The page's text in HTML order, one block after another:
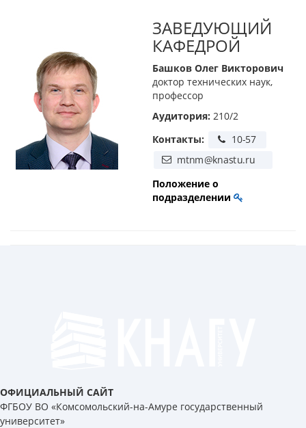
ЗАВЕДУЮЩИЙ
КАФЕДРОЙ
Башков Олег Викторович
доктор технических наук,
профессор
Аудитория: 210/2
Контакты:
Положение о
подразделении
ОФИЦИАЛЬНЫЙ САЙТ
ФГБОУ ВО «Комсомольский-на-Амуре государственный
университет»